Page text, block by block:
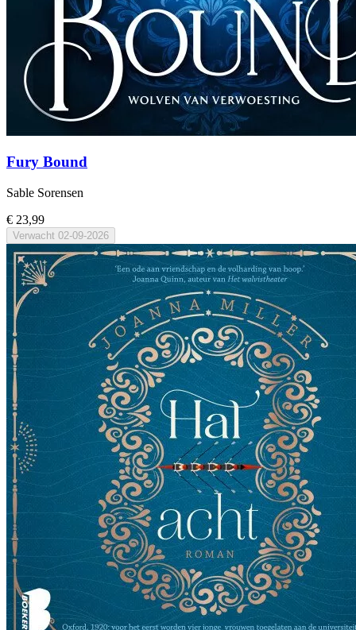
Fury Bound
Sable Sorensen
€ 23,99
Verwacht 02-09-2026